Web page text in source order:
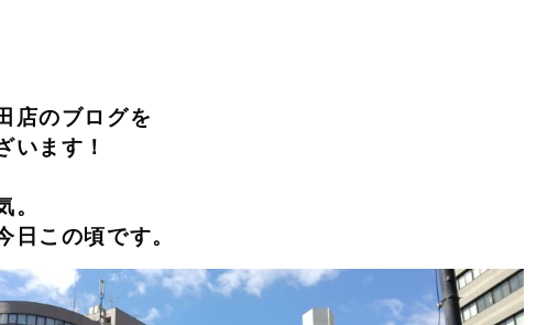
店のブログを
います！
。
日この頃です。